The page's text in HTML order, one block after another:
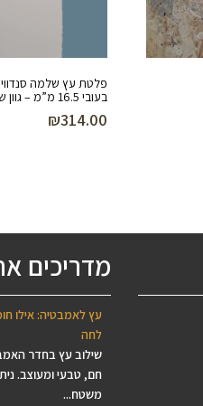
פלטת עץ שלמה
בעובי 16.5 מ”מ – גוון שמנת
₪314.00
מדריכים
עץ לאמבטיה: אילו
לחה
שילוב עץ בחדר
חם, טבעי ומעוצב.
משטח...